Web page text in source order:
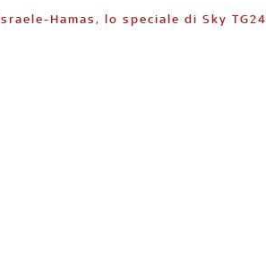
Israele-Hamas, lo speciale di Sky TG24